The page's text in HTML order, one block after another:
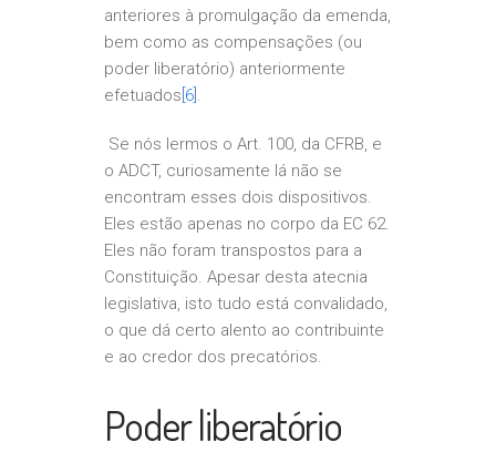
anteriores à promulgação da emenda,
bem como as compensações (ou
poder liberatório) anteriormente
efetuados [6] .
Se nós lermos o Art. 100, da CFRB, e
o ADCT, curiosamente lá não se
encontram esses dois dispositivos.
Eles estão apenas no corpo da EC 62.
Eles não foram transpostos para a
Constituição. Apesar desta atecnia
legislativa, isto tudo está convalidado,
o que dá certo alento ao contribuinte
e ao credor dos precatórios.
Poder liberatório